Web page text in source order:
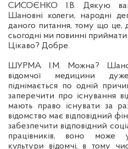
СИСОЄНКО І.В. Дякую
Шановні колеги, народні
даного питання, тому що це,
сьогодні ми повинні
Цікаво? Добре.
ШУРМА І. М. Можна?
відомчої медицини
піднімається по одній
заперечити про існування
мають право існувати за
відомство має відповідний
забезпечити відповідний соц
працівників, воно може
культури відомчі, в тому